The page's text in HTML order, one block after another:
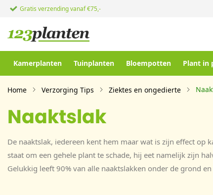
Gratis verzending vanaf €75,-
Kamerplanten Tuinplanten Bloempotten Plant in
Home Verzorging Tips Ziektes en ongedierte
Naaktslak
De naaktslak, iedereen kent hem maar wat is zijn effect op
staat om een gehele plant te schade, hij eet namelijk zijn
Gelukkig leeft 90% van alle naaktslakken onder de grond